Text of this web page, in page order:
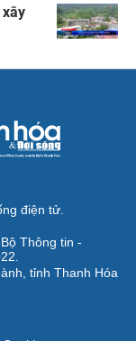
điện tử.
Thông tin -
tỉnh Thanh Hóa